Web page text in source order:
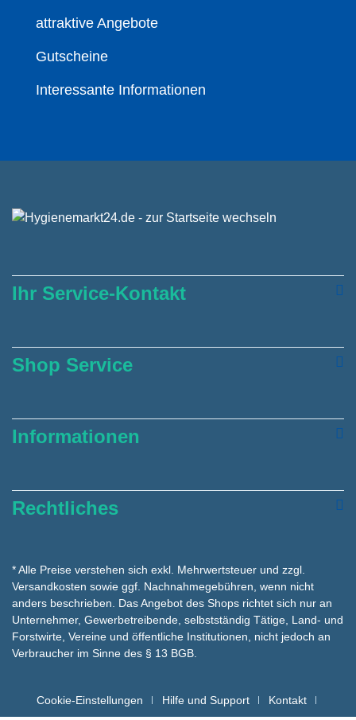
attraktive Angebote
Gutscheine
Interessante Informationen
Ihr Service-Kontakt
Shop Service
Informationen
Rechtliches
* Alle Preise verstehen sich exkl. Mehrwertsteuer und zzgl.
Versandkosten sowie ggf. Nachnahmegebühren, wenn nicht
anders beschrieben. Das Angebot des Shops richtet sich nur an
Unternehmer, Gewerbetreibende, selbstständig Tätige, Land- und
Forstwirte, Vereine und öffentliche Institutionen, nicht jedoch an
Verbraucher im Sinne des § 13 BGB.
Cookie-Einstellungen Hilfe und Support Kontakt